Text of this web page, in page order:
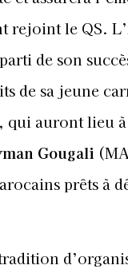
rejoint le QS.
de son
de sa jeune
qui auront lieu
Gougali
prêts à